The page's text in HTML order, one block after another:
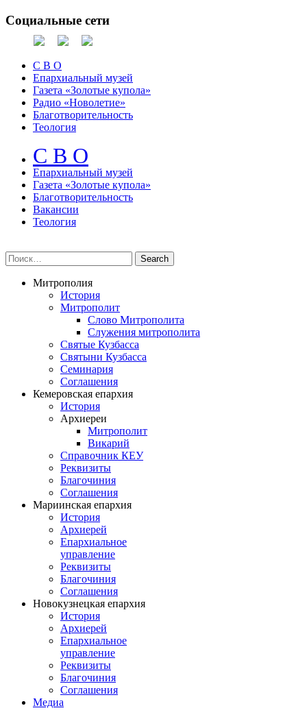
Социальные сети
С В О
Епархиальный музей
Газета «Золотые купола»
Радио «Новолетие»
Благотворительность
Теология
С В О
Епархиальный музeй
Газета «Золотые купола»
Благотворительность
Вакансии
Теология
Митрополия
История
Митрополит
Слово Митрополита
Служения митрополита
Святые Кузбасса
Святыни Кузбасса
Семинария
Соглашения
Кемеровская епархия
История
Архиереи
Митрополит
Викарий
Справочник КЕУ
Реквизиты
Благочиния
Соглашения
Мариинская епархия
История
Архиерей
Епархиальное
управление
Реквизиты
Благочиния
Соглашения
Новокузнецкая епархия
История
Архиерей
Епархиальное
управление
Реквизиты
Благочиния
Соглашения
Медиа